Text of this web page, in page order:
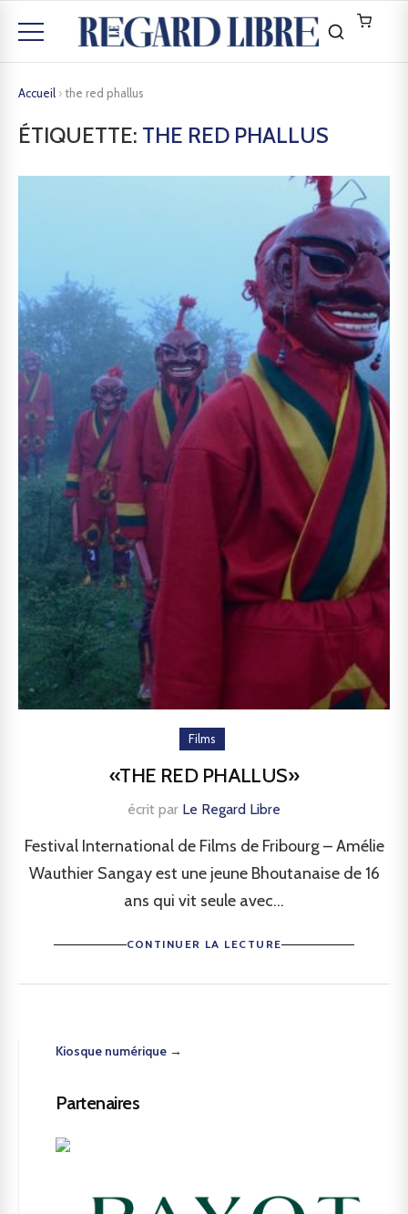
Accueil ›the red phallus
ÉTIQUETTE: THE RED PHALLUS
Films
«THE RED PHALLUS»
écrit par Le Regard Libre
Festival International de Films de Fribourg – Amélie
Wauthier Sangay est une jeune Bhoutanaise de 16
ans qui vit seule avec...
CONTINUER LA LECTURE
Kiosque numérique →
Partenaires